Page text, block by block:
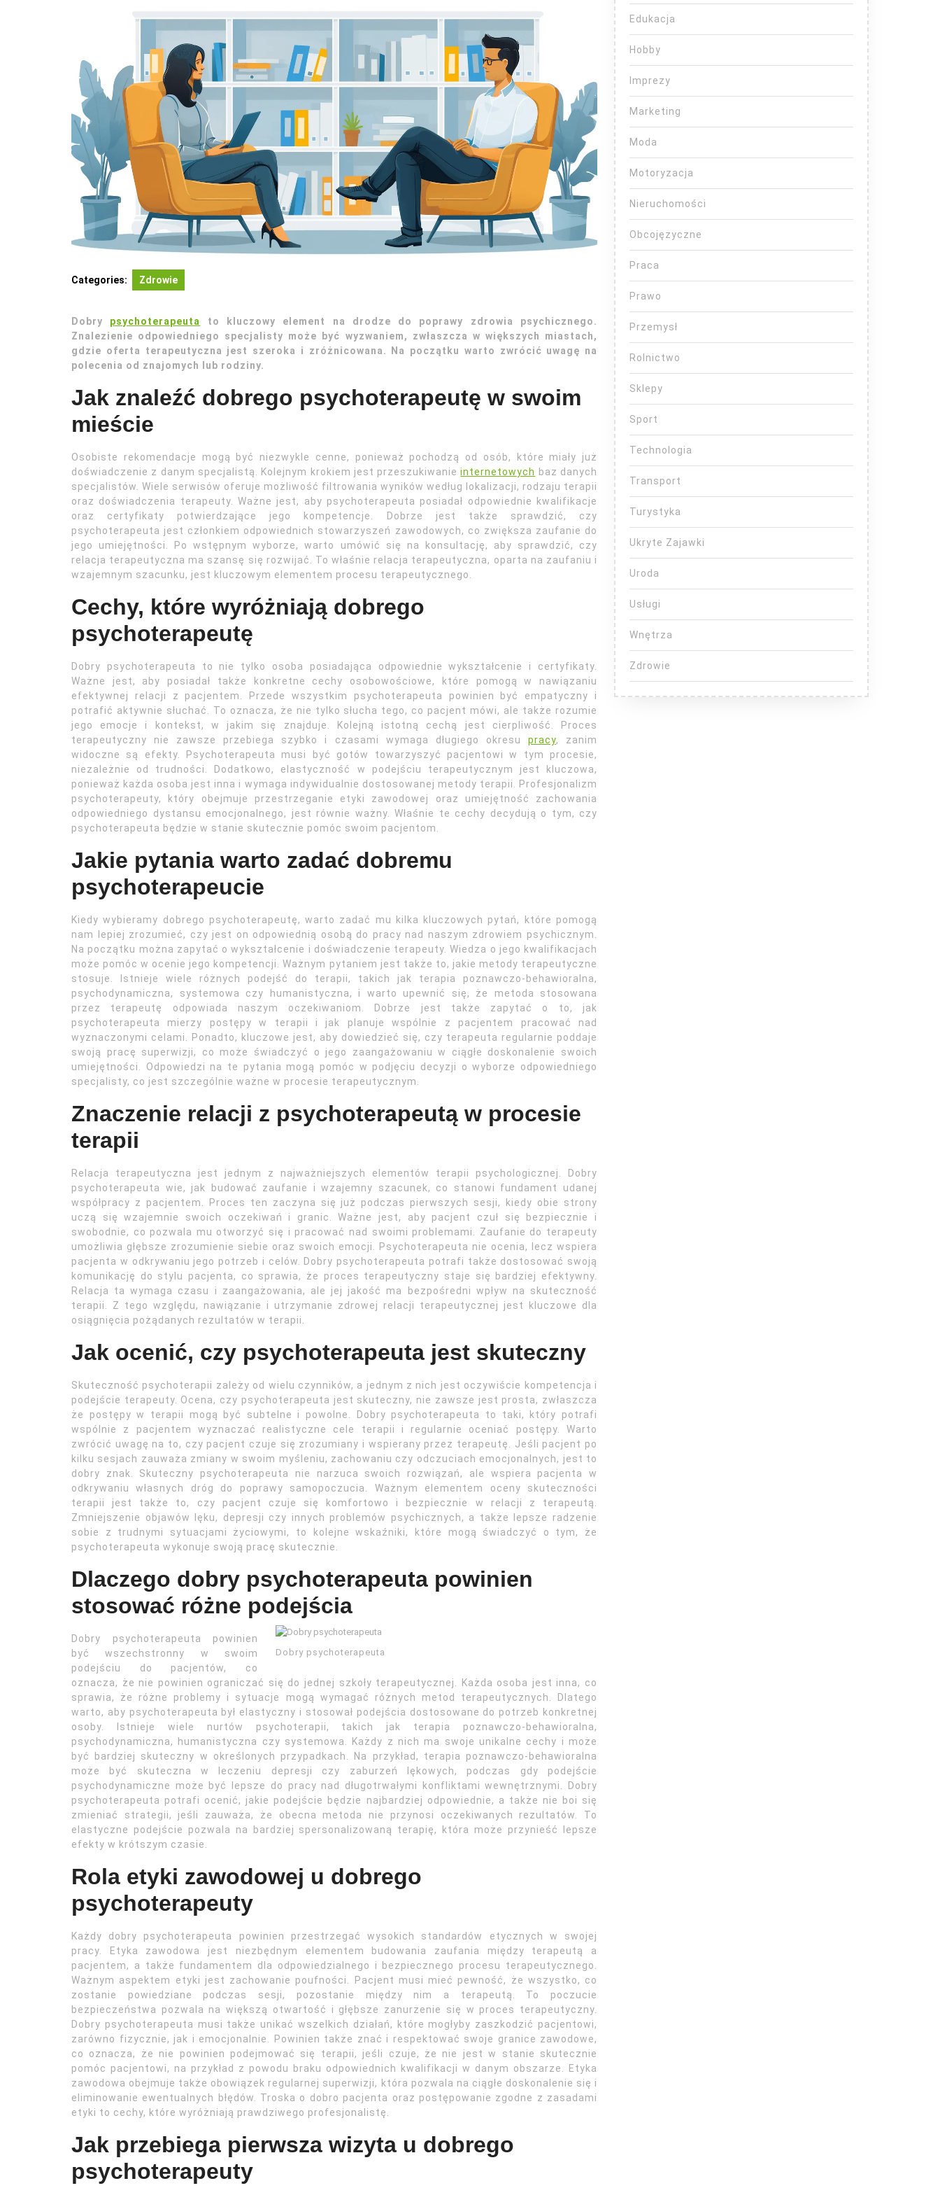
Categories: Zdrowie
Dobry psychoterapeuta
to kluczowy element na drodze do poprawy zdrowia psychicznego.
Znalezienie odpowiedniego specjalisty może być wyzwaniem, zwłaszcza w większych miastach,
gdzie oferta terapeutyczna jest szeroka i zróżnicowana. Na początku warto zwrócić uwagę na
polecenia od znajomych lub rodziny.
Jak znaleźć dobrego psychoterapeutę w swoim
mieście
Osobiste rekomendacje mogą być niezwykle cenne, ponieważ pochodzą od osób, które miały już
doświadczenie z danym specjalistą. Kolejnym krokiem jest przeszukiwanieinternetowych baz danych
specjalistów. Wiele serwisów oferuje możliwość filtrowania wyników według lokalizacji, rodzaju terapii
oraz doświadczenia terapeuty. Ważne jest, aby psychoterapeuta posiadał odpowiednie kwalifikacje
oraz certyfikaty potwierdzające jego kompetencje. Dobrze jest także sprawdzić, czy
psychoterapeuta jest członkiem odpowiednich stowarzyszeń zawodowych, co zwiększa zaufanie do
jego umiejętności. Po wstępnym wyborze, warto umówić się na konsultację, aby sprawdzić, czy
relacja terapeutyczna ma szansę się rozwijać. To właśnie relacja terapeutyczna, oparta na zaufaniu i
wzajemnym szacunku, jest kluczowym elementem procesu terapeutycznego.
Cechy, które wyróżniają dobrego
psychoterapeutę
Dobry psychoterapeuta to nie tylko osoba posiadająca odpowiednie wykształcenie i certyfikaty.
Ważne jest, aby posiadał także konkretne cechy osobowościowe, które pomogą w nawiązaniu
efektywnej relacji z pacjentem. Przede wszystkim psychoterapeuta powinien być empatyczny i
potrafić aktywnie słuchać. To oznacza, że nie tylko słucha tego, co pacjent mówi, ale także rozumie
jego emocje i kontekst, w jakim się znajduje. Kolejną istotną cechą jest cierpliwość. Proces
terapeutyczny nie zawsze przebiega szybko i czasami wymaga długiego okresu pracy, zanim
widoczne są efekty. Psychoterapeuta musi być gotów towarzyszyć pacjentowi w tym procesie,
niezależnie od trudności. Dodatkowo, elastyczność w podejściu terapeutycznym jest kluczowa,
ponieważ każda osoba jest inna i wymaga indywidualnie dostosowanej metody terapii. Profesjonalizm
psychoterapeuty, który obejmuje przestrzeganie etyki zawodowej oraz umiejętność zachowania
odpowiedniego dystansu emocjonalnego, jest równie ważny. Właśnie te cechy decydują o tym, czy
psychoterapeuta będzie w stanie skutecznie pomóc swoim pacjentom.
Jakie pytania warto zadać dobremu
psychoterapeucie
Kiedy wybieramy dobrego psychoterapeutę, warto zadać mu kilka kluczowych pytań, które pomogą
nam lepiej zrozumieć, czy jest on odpowiednią osobą do pracy nad naszym zdrowiem psychicznym.
Na początku można zapytać o wykształcenie i doświadczenie terapeuty. Wiedza o jego kwalifikacjach
może pomóc w ocenie jego kompetencji. Ważnym pytaniem jest także to, jakie metody terapeutyczne
stosuje. Istnieje wiele różnych podejść do terapii, takich jak terapia poznawczo-behawioralna,
psychodynamiczna, systemowa czy humanistyczna, i warto upewnić się, że metoda stosowana
przez terapeutę odpowiada naszym oczekiwaniom. Dobrze jest także zapytać o to, jak
psychoterapeuta mierzy postępy w terapii i jak planuje wspólnie z pacjentem pracować nad
wyznaczonymi celami. Ponadto, kluczowe jest, aby dowiedzieć się, czy terapeuta regularnie poddaje
swoją pracę superwizji, co może świadczyć o jego zaangażowaniu w ciągłe doskonalenie swoich
umiejętności. Odpowiedzi na te pytania mogą pomóc w podjęciu decyzji o wyborze odpowiedniego
specjalisty, co jest szczególnie ważne w procesie terapeutycznym.
Znaczenie relacji z psychoterapeutą w procesie
terapii
Relacja terapeutyczna jest jednym z najważniejszych elementów terapii psychologicznej. Dobry
psychoterapeuta wie, jak budować zaufanie i wzajemny szacunek, co stanowi fundament udanej
współpracy z pacjentem. Proces ten zaczyna się już podczas pierwszych sesji, kiedy obie strony
uczą się wzajemnie swoich oczekiwań i granic. Ważne jest, aby pacjent czuł się bezpiecznie i
swobodnie, co pozwala mu otworzyć się i pracować nad swoimi problemami. Zaufanie do terapeuty
umożliwia głębsze zrozumienie siebie oraz swoich emocji. Psychoterapeuta nie ocenia, lecz wspiera
pacjenta w odkrywaniu jego potrzeb i celów. Dobry psychoterapeuta potrafi także dostosować swoją
komunikację do stylu pacjenta, co sprawia, że proces terapeutyczny staje się bardziej efektywny.
Relacja ta wymaga czasu i zaangażowania, ale jej jakość ma bezpośredni wpływ na skuteczność
terapii. Z tego względu, nawiązanie i utrzymanie zdrowej relacji terapeutycznej jest kluczowe dla
osiągnięcia pożądanych rezultatów w terapii.
Jak ocenić, czy psychoterapeuta jest skuteczny
Skuteczność psychoterapii zależy od wielu czynników, a jednym z nich jest oczywiście kompetencja i
podejście terapeuty. Ocena, czy psychoterapeuta jest skuteczny, nie zawsze jest prosta, zwłaszcza
że postępy w terapii mogą być subtelne i powolne. Dobry psychoterapeuta to taki, który potrafi
wspólnie z pacjentem wyznaczać realistyczne cele terapii i regularnie oceniać postępy. Warto
zwrócić uwagę na to, czy pacjent czuje się zrozumiany i wspierany przez terapeutę. Jeśli pacjent po
kilku sesjach zauważa zmiany w swoim myśleniu, zachowaniu czy odczuciach emocjonalnych, jest to
dobry znak. Skuteczny psychoterapeuta nie narzuca swoich rozwiązań, ale wspiera pacjenta w
odkrywaniu własnych dróg do poprawy samopoczucia. Ważnym elementem oceny skuteczności
terapii jest także to, czy pacjent czuje się komfortowo i bezpiecznie w relacji z terapeutą.
Zmniejszenie objawów lęku, depresji czy innych problemów psychicznych, a także lepsze radzenie
sobie z trudnymi sytuacjami życiowymi, to kolejne wskaźniki, które mogą świadczyć o tym, że
psychoterapeuta wykonuje swoją pracę skutecznie.
Dlaczego dobry psychoterapeuta powinien
stosować różne podejścia
Dobry psychoterapeuta
Dobry psychoterapeuta powinien
być wszechstronny w swoim
podejściu do pacjentów, co
oznacza, że nie powinien ograniczać się do jednej szkoły terapeutycznej. Każda osoba jest inna, co
sprawia, że różne problemy i sytuacje mogą wymagać różnych metod terapeutycznych. Dlatego
warto, aby psychoterapeuta był elastyczny i stosował podejścia dostosowane do potrzeb konkretnej
osoby. Istnieje wiele nurtów psychoterapii, takich jak terapia poznawczo-behawioralna,
psychodynamiczna, humanistyczna czy systemowa. Każdy z nich ma swoje unikalne cechy i może
być bardziej skuteczny w określonych przypadkach. Na przykład, terapia poznawczo-behawioralna
może być skuteczna w leczeniu depresji czy zaburzeń lękowych, podczas gdy podejście
psychodynamiczne może być lepsze do pracy nad długotrwałymi konfliktami wewnętrznymi. Dobry
psychoterapeuta potrafi ocenić, jakie podejście będzie najbardziej odpowiednie, a także nie boi się
zmieniać strategii, jeśli zauważa, że obecna metoda nie przynosi oczekiwanych rezultatów. To
elastyczne podejście pozwala na bardziej spersonalizowaną terapię, która może przynieść lepsze
efekty w krótszym czasie.
Rola etyki zawodowej u dobrego
psychoterapeuty
Każdy dobry psychoterapeuta powinien przestrzegać wysokich standardów etycznych w swojej
pracy. Etyka zawodowa jest niezbędnym elementem budowania zaufania między terapeutą a
pacjentem, a także fundamentem dla odpowiedzialnego i bezpiecznego procesu terapeutycznego.
Ważnym aspektem etyki jest zachowanie poufności. Pacjent musi mieć pewność, że wszystko, co
zostanie powiedziane podczas sesji, pozostanie między nim a terapeutą. To poczucie
bezpieczeństwa pozwala na większą otwartość i głębsze zanurzenie się w proces terapeutyczny.
Dobry psychoterapeuta musi także unikać wszelkich działań, które mogłyby zaszkodzić pacjentowi,
zarówno fizycznie, jak i emocjonalnie. Powinien także znać i respektować swoje granice zawodowe,
co oznacza, że nie powinien podejmować się terapii, jeśli czuje, że nie jest w stanie skutecznie
pomóc pacjentowi, na przykład z powodu braku odpowiednich kwalifikacji w danym obszarze. Etyka
zawodowa obejmuje także obowiązek regularnej superwizji, która pozwala na ciągłe doskonalenie się i
eliminowanie ewentualnych błędów. Troska o dobro pacjenta oraz postępowanie zgodne z zasadami
etyki to cechy, które wyróżniają prawdziwego profesjonalistę.
Jak przebiega pierwsza wizyta u dobrego
psychoterapeuty
Edukacja
Hobby
Imprezy
Marketing
Moda
Motoryzacja
Nieruchomości
Obcojęzyczne
Praca
Prawo
Przemysł
Rolnictwo
Sklepy
Sport
Technologia
Transport
Turystyka
Ukryte Zajawki
Uroda
Usługi
Wnętrza
Zdrowie